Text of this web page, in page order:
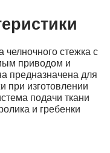
стежка с
приводом и
предназначена для
при изготовлении
подачи ткани
и гребенки